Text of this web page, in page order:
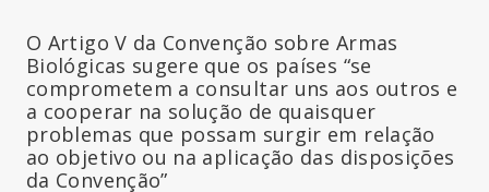
O Artigo V da Convenção sobre Armas
Biológicas sugere que os países “se
comprometem a consultar uns aos outros e
a cooperar na solução de quaisquer
problemas que possam surgir em relação
ao objetivo ou na aplicação das disposições
da Convenção”